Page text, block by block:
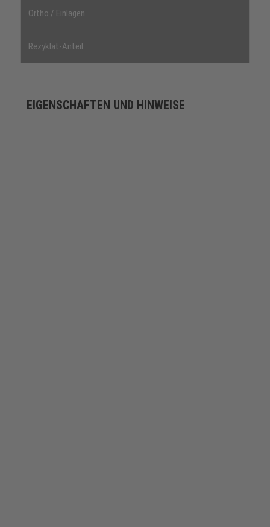
Ortho / Einlagen
Rezyklat-Anteil
EIGENSCHAFTEN UND HINWEISE